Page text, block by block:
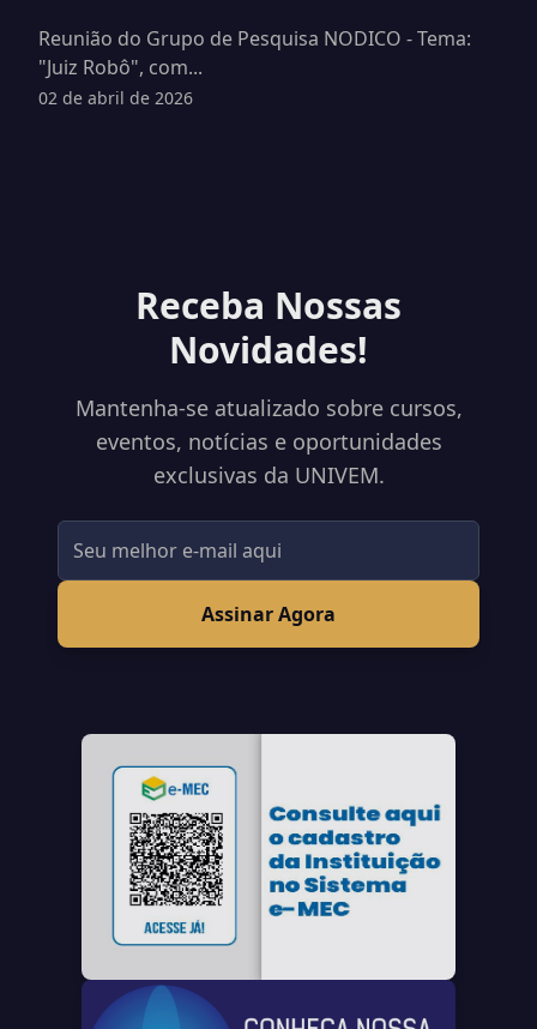
Reunião do Grupo de Pesquisa NODICO - Tema:
"Juiz Robô", com...
02 de abril de 2026
Receba Nossas
Novidades!
Mantenha-se atualizado sobre cursos,
eventos, notícias e oportunidades
exclusivas da UNIVEM.
Assinar Agora